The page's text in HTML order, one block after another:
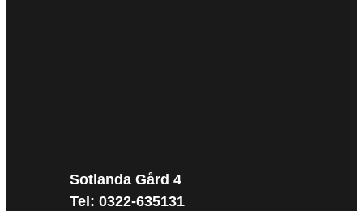
Sotlanda Gård 4
Tel: 0322-635131